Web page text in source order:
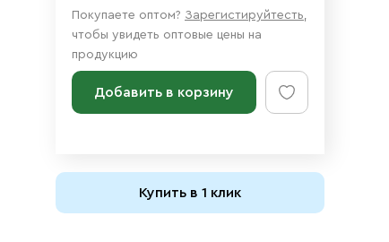
Покупаете оптом? Зарегистируйтесть,
чтобы увидеть оптовые цены на
продукцию
Добавить в корзину
Купить в 1 клик